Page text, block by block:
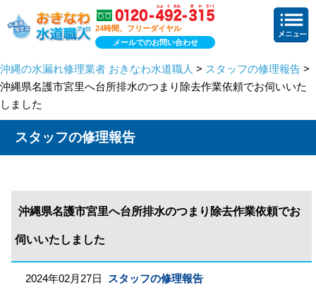
24時間、フリーダイヤル
メールでのお問い合わせ
沖縄の水漏れ修理業者 おきなわ水道職人 > スタッフの修理報告 >
沖縄県名護市宮里へ台所排水のつまり除去作業依頼でお伺いいた
しました
スタッフの修理報告
沖縄県名護市宮里へ台所排水のつまり除去作業依頼でお
伺いいたしました
2024年02月27日 スタッフの修理報告